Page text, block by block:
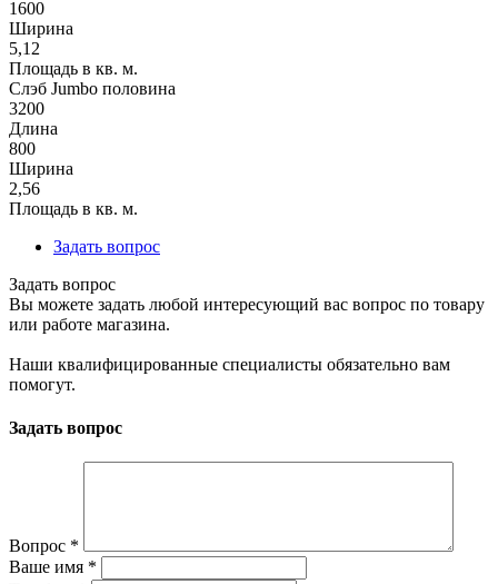
1600
Ширина
5,12
Площадь в кв. м.
Слэб Jumbo половина
3200
Длина
800
Ширина
2,56
Площадь в кв. м.
Задать вопрос
Задать вопрос
Вы можете задать любой интересующий вас вопрос по товару
или работе магазина.
Наши квалифицированные специалисты обязательно вам
помогут.
Задать вопрос
Вопрос *
Ваше имя *